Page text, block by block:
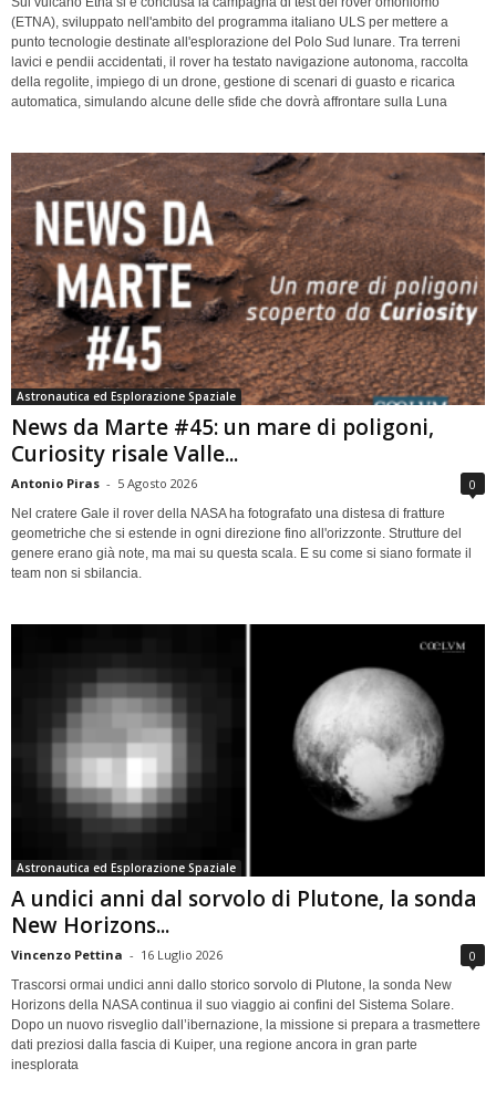
(ETNA), sviluppato nell'ambito del programma italiano ULS per mettere a
punto tecnologie destinate all'esplorazione del Polo Sud lunare. Tra terreni
lavici e pendii accidentati, il rover ha testato navigazione autonoma, raccolta
della regolite, impiego di un drone, gestione di scenari di guasto e ricarica
automatica, simulando alcune delle sfide che dovrà affrontare sulla Luna
Astronautica ed Esplorazione Spaziale
News da Marte #45: un mare di poligoni,
Curiosity risale Valle...
Antonio Piras - 5 Agosto 2026 0
Nel cratere Gale il rover della NASA ha fotografato una distesa di fratture
geometriche che si estende in ogni direzione fino all'orizzonte. Strutture del
genere erano già note, ma mai su questa scala. E su come si siano formate il
team non si sbilancia.
Astronautica ed Esplorazione Spaziale
A undici anni dal sorvolo di Plutone, la sonda
New Horizons...
Vincenzo Pettina - 16 Luglio 2026 0
Trascorsi ormai undici anni dallo storico sorvolo di Plutone, la sonda New
Horizons della NASA continua il suo viaggio ai confini del Sistema Solare.
Dopo un nuovo risveglio dall’ibernazione, la missione si prepara a trasmettere
dati preziosi dalla fascia di Kuiper, una regione ancora in gran parte
inesplorata